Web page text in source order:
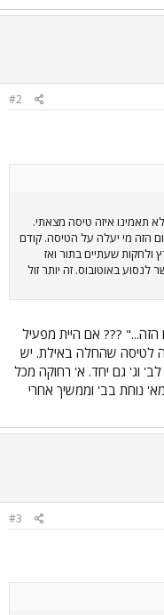
#2
תאמינו איזה טיסה מצאתי.
הזה מי יעלה על הטיסה. קודם
שעתיים בתור ואז
באוטובוס. זה יותר זול
??? אם היית מפעיל
לטיסה שהחלה באילת. יש
וג' גם יחד. א' רחוקה מכל
נוחת בב' וממשיך אחרי
#3